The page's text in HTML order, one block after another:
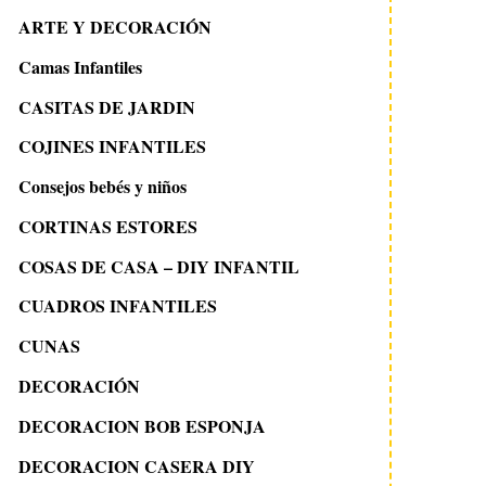
ARTE Y DECORACIÓN
Camas Infantiles
CASITAS DE JARDIN
COJINES INFANTILES
Consejos bebés y niños
CORTINAS ESTORES
COSAS DE CASA – DIY INFANTIL
CUADROS INFANTILES
CUNAS
DECORACIÓN
DECORACION BOB ESPONJA
DECORACION CASERA DIY